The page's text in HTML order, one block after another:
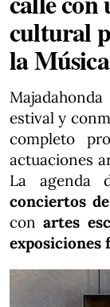
cultural
la
estival y
completo
actuaciones
La agenda
conciertos
conartes
exposiciones